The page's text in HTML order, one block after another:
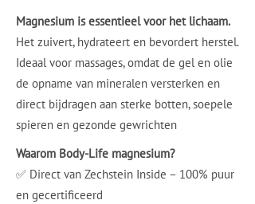
Magnesium is essentieel voor het lichaam.
Het zuivert, hydrateert en bevordert herstel.
Ideaal voor massages, omdat de gel en olie
de opname van mineralen versterken en
direct bijdragen aan sterke botten, soepele
spieren en gezonde gewrichten
Waarom Body-Life magnesium?
✅ Direct van Zechstein Inside – 100% puur
en gecertificeerd